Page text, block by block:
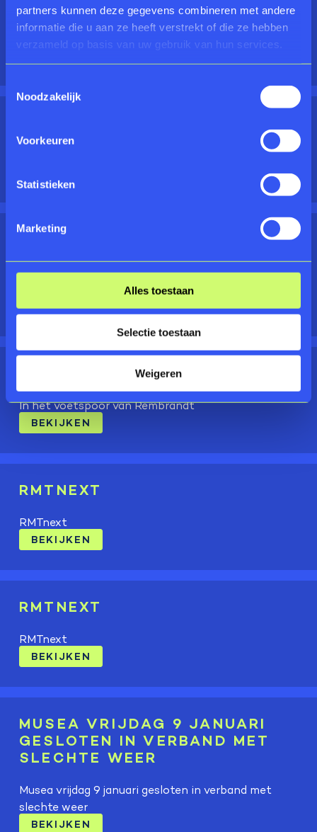
partners kunnen deze gegevens combineren met andere
informatie die u aan ze heeft verstrekt of die ze hebben
verzameld op basis van uw gebruik van hun services.
Noodzakelijk
Voorkeuren
Statistieken
Marketing
Alles toestaan
Selectie toestaan
Weigeren
MUSEUM'
Bij Rijksmuseum Twenthe
OP WEG NAAR 100 JAAR
RIJKSMUSEUM TWENTHE
Op weg naar 100 jaar Rijksmuseum Twenthe
BEKIJKEN
TWENTSE GEZICHTEN
In het voetspoor van Rembrandt
BEKIJKEN
RMTNEXT
RMTnext
BEKIJKEN
RMTNEXT
RMTnext
BEKIJKEN
MUSEA VRIJDAG 9 JANUARI
GESLOTEN IN VERBAND MET
SLECHTE WEER
Musea vrijdag 9 januari gesloten in verband met
slechte weer
BEKIJKEN